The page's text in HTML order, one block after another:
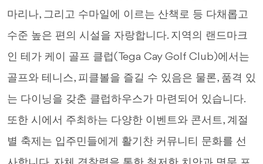
마리나, 그리고 수마일에 이르는 산책로 등 다채롭고
수준 높은 편의 시설을 자랑합니다. 지역의 랜드마크
인 테가 케이 골프 클럽(Tega Cay Golf Club)에서는
골프와 테니스, 피클볼을 즐길 수 있음은 물론, 품격 있
는 다이닝을 갖춘 클럽하우스가 마련되어 있습니다.
또한 시에서 주최하는 다양한 이벤트와 콘서트, 계절
별 축제는 입주민들에게 활기찬 커뮤니티 문화를 선